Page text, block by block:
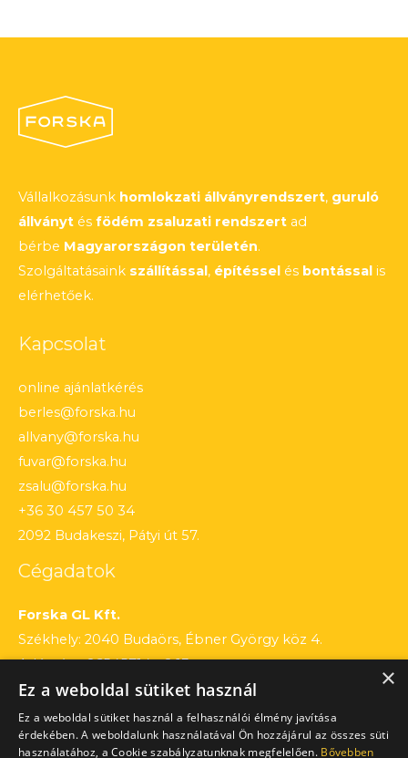
Vállalkozásunk homlokzati állványrendszert, guruló
állványt és födém zsaluzati rendszert ad
bérbe Magyarországon területén.
Szolgáltatásaink szállítással, építéssel és bontással is
elérhetőek.
Kapcsolat
online ajánlatkérés
berles@forska.hu
allvany@forska.hu
fuvar@forska.hu
zsalu@forska.hu
+36 30 457 50 34
2092 Budakeszi, Pátyi út 57.
Cégadatok
Forska GL Kft.
Székhely: 2040 Budaörs, Ébner György köz 4.
Adószám: 26545714 – 2 13
Cégjegyzékszám: 13 – 09 – 195803
Számlaszám: 12010154 – 01660751 – 00100001
×
Ez a weboldal sütiket használ
Ez a weboldal sütiket használ a felhasználói élmény javítása
érdekében. A weboldalunk használatával Ön hozzájárul az összes süti
használatához, a Cookie szabályzatunknak megfelelően. Bővebben